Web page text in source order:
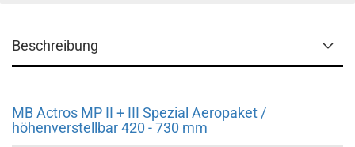
Beschreibung
MB Actros MP II + III Spezial Aeropaket /
höhenverstellbar 420 - 730 mm